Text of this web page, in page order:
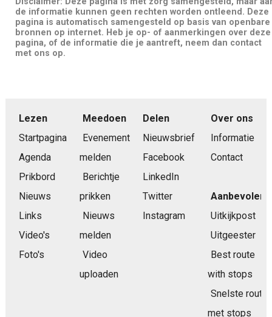
de informatie kunnen geen rechten worden ontleend. Deze
pagina is automatisch samengesteld op basis van openbare
bronnen op internet. Heb je op- of aanmerkingen over deze
pagina, of de informatie die je aantreft, neem dan contact
met ons op.
Lezen
Startpagina
Agenda
Prikbord
Nieuws
Links
Video's
Foto's
Meedoen
Evenement
melden
Berichtje
prikken
Nieuws
melden
Video
uploaden
Delen
Nieuwsbrief
Facebook
LinkedIn
Twitter
Instagram
Over ons
Informatie
Contact
Aanbevolen
Uitkijkpost
Uitgeester
Best route
with stops
Snelste route
met stops